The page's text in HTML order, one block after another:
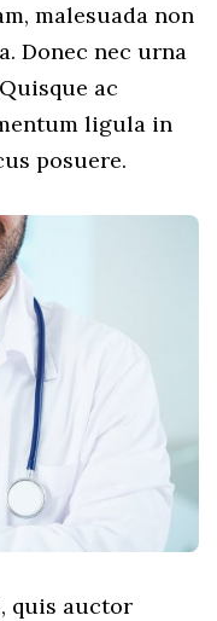
malesuada non
Donec nec urna
ac
ligula in
posuere.
quis auctor